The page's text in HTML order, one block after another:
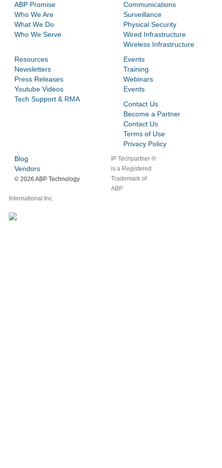
ABP Promise
Who We Are
What We Do
Who We Serve
Communications
Surveillance
Physical Security
Wired Infrastructure
Wireless Infrastructure
Resources
Newsletters
Press Releases
Youtube Videos
Tech Support & RMA
Events
Training
Webinars
Events
Contact Us
Become a Partner
Contact Us
Terms of Use
Privacy Policy
Blog
Vendors
©2026 ABP Technology
IP Techpartner ®
is a Registered
Trademark of
ABP
International Inc.